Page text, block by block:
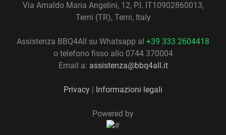
Via Arnaldo Maria Angelini, 12, P.I. IT10902860013,
Terni (TR), Terni, Italy
Assistenza BBQ4All su Whatsapp al +39 333 2604418
o telefono fisso allo 0744 370004
Email a: assistenza@bbq4all.it
Privacy | Informazioni legali
Powered by